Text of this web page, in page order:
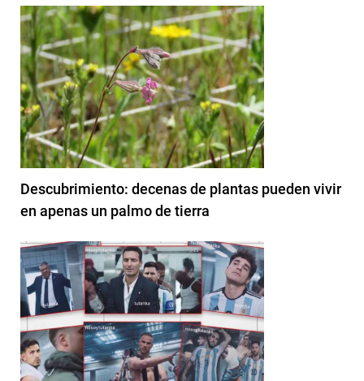
Descubrimiento: decenas de plantas pueden vivir
en apenas un palmo de tierra